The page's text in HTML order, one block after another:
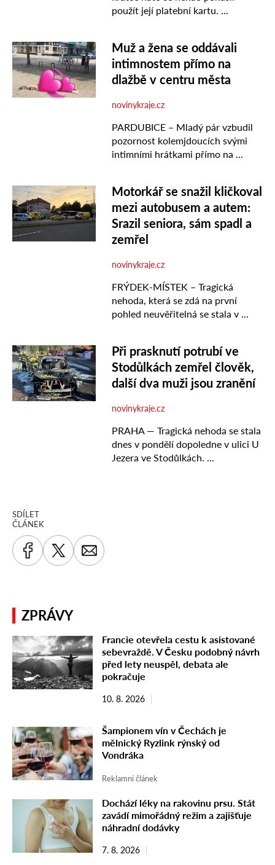
SDÍLET
ČLÁNEK
ZPRÁVY
Francie otevřela cestu k asistované
sebevraždě. V Česku podobný návrh
před lety neuspěl, debata ale
pokračuje
10. 8. 2026
Šampionem vín v Čechách je
mělnický Ryzlink rýnský od
Vondráka
Reklamní článek
Dochází léky na rakovinu prsu. Stát
zavádí mimořádný režim a zajišťuje
náhradní dodávky
7. 8. 2026